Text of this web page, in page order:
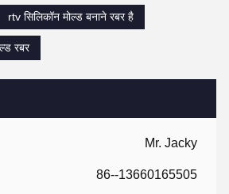
Mr. Jacky
86--13660165505
rtv सिलिकॉन मोल्ड बनाने रबर है
रबर